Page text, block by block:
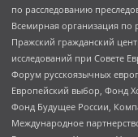
по расследованию
Всемирная организация по
Пражский гражданский
исследований при Совете
Форум русскоязычных
Европейский выбор, Фонд
Фонд Будущее России,
Международное